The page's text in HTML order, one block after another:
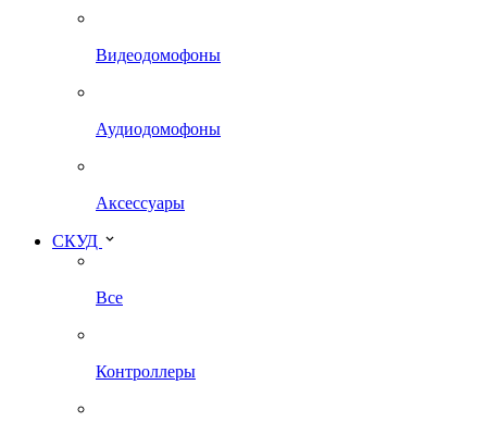
Видеодомофоны
Аудиодомофоны
Аксессуары
СКУД
Все
Контроллеры